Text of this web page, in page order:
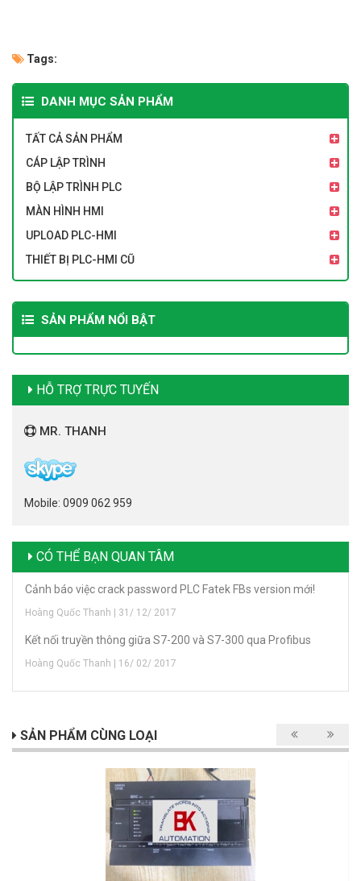
Tags:
DANH MỤC SẢN PHẨM
TẤT CẢ SẢN PHẨM
CÁP LẬP TRÌNH
BỘ LẬP TRÌNH PLC
MÀN HÌNH HMI
UPLOAD PLC-HMI
THIẾT BỊ PLC-HMI CŨ
SẢN PHẨM NỔI BẬT
HỖ TRỢ TRỰC TUYẾN
MR. THANH
Mobile: 0909 062 959
CÓ THỂ BẠN QUAN TÂM
Cảnh báo việc crack password PLC Fatek FBs version mới!
Hoàng Quốc Thanh | 31/ 12/ 2017
Kết nối truyền thông giữa S7-200 và S7-300 qua Profibus
Hoàng Quốc Thanh | 16/ 02/ 2017
SẢN PHẨM CÙNG LOẠI